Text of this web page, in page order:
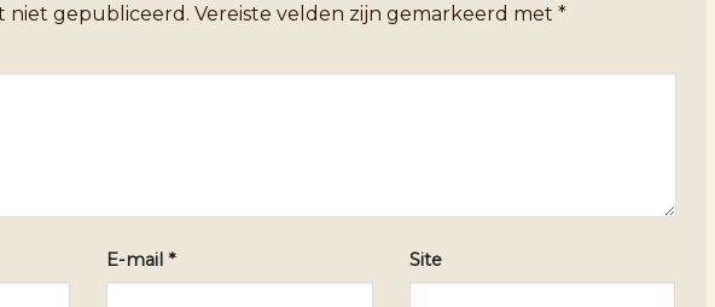
niet gepubliceerd. Vereiste velden zijn gemarkeerd met *
E-mail * Site